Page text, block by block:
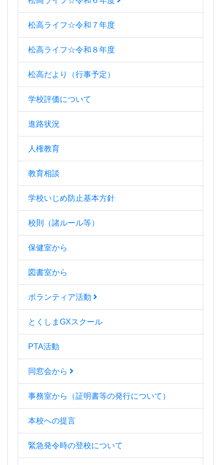
松高ライフ☆令和７年度
松高ライフ☆令和８年度
松高だより（行事予定）
学校評価について
進路状況
人権教育
教育相談
学校いじめ防止基本方針
校則（諸ルール等）
保健室から
図書室から
ボランティア活動
とくしまGXスクール
PTA活動
同窓会から
事務室から（証明書等の発行について）
本校への提言
緊急発令時の登校について